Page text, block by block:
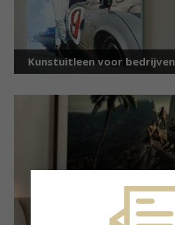
Kunstuitleen voor bedrijven